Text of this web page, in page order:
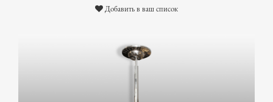
Добавить в ваш список